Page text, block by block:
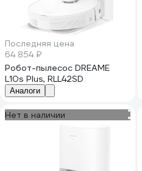
Последняя цена
64 854 ₽
Робот-пылесос DREAME
L10s Plus, RLL42SD
Аналоги
Нет в наличии